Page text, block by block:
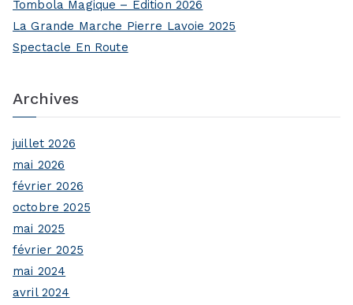
Tombola Magique – Édition 2026
La Grande Marche Pierre Lavoie 2025
Spectacle En Route
Archives
juillet 2026
mai 2026
février 2026
octobre 2025
mai 2025
février 2025
mai 2024
avril 2024